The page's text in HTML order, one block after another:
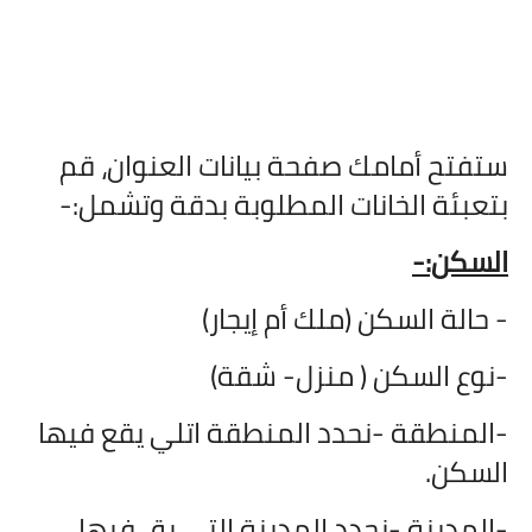
ستفتح أمامك صفحة بيانات العنوان، قم
بتعبئة الخانات المطلوبة بدقة وتشمل:-
السكن:-
- حالة السكن (ملك أم إيجار)
-نوع السكن ( منزل- شقة)
-المنطقة -نحدد المنطقة اتلي يقع فيها
السكن.